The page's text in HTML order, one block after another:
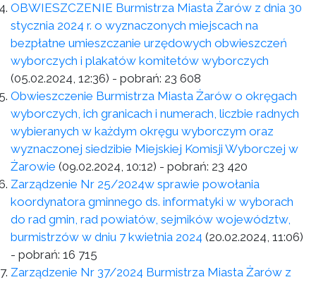
OBWIESZCZENIE Burmistrza Miasta Żarów z dnia 30
stycznia 2024 r. o wyznaczonych miejscach na
bezpłatne umieszczanie urzędowych obwieszczeń
wyborczych i plakatów komitetów wyborczych
(05.02.2024, 12:36) - pobrań: 23 608
Obwieszczenie Burmistrza Miasta Żarów o okręgach
wyborczych, ich granicach i numerach, liczbie radnych
wybieranych w każdym okręgu wyborczym oraz
wyznaczonej siedzibie Miejskiej Komisji Wyborczej w
Żarowie (09.02.2024, 10:12) - pobrań: 23 420
Zarządzenie Nr 25/2024w sprawie powołania
koordynatora gminnego ds. informatyki w wyborach
do rad gmin, rad powiatów, sejmików województw,
burmistrzów w dniu 7 kwietnia 2024 (20.02.2024, 11:06)
- pobrań: 16 715
Zarządzenie Nr 37/2024 Burmistrza Miasta Żarów z